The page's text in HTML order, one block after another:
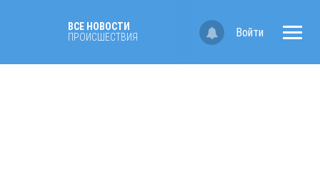
ВСЕ НОВОСТИ
ПРОИСШЕСТВИЯ
Войти